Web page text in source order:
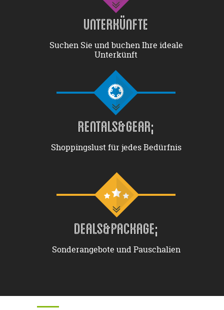
UNTERKÜNFTE
Suchen Sie und buchen Ihre ideale
Unterkünft
RENTALS&GEAR;
Shoppingslust für jedes Bedürfnis
DEALS&PACKAGE;
Sonderangebote und Pauschalien